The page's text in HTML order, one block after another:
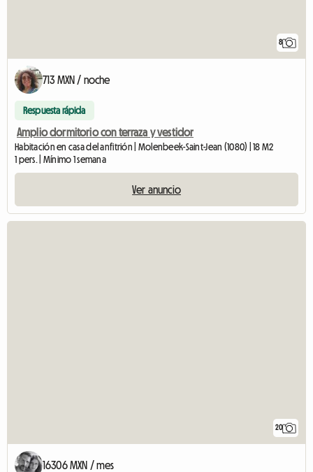
8
713 MXN / noche
Respuesta rápida
Amplio dormitorio con terraza y vestidor
Habitación en casa del anfitrión | Molenbeek-Saint-Jean (1080) | 18 M2
1 pers. | Mínimo 1 semana
Ver anuncio
20
16306 MXN / mes